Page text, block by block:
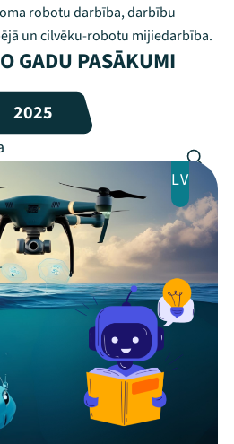
programma
LAMPĀ 2026
Ziedo
robotu darbība, darbību
un cilvēku-robotu mijiedarbība.
GADU PASĀKUMI
2025
LV